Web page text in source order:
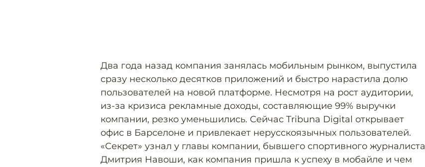
Два года назад компания занялась мобильным рынком, выпустила
сразу несколько десятков приложений и быстро нарастила долю
пользователей на новой платформе. Несмотря на рост аудитории,
из-за кризиса рекламные доходы, составляющие 99% выручки
компании, резко уменьшились. Сейчас Tribuna Digital открывает
офис в Барселоне и привлекает нерусскоязычных пользователей.
«Секрет» узнал у главы компании, бывшего спортивного журналиста
Дмитрия Навоши, как компания пришла к успеху в мобайле и чем